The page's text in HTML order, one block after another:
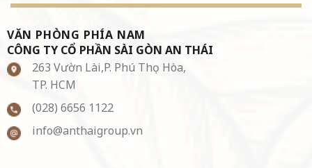
VĂN PHÒNG PHÍA NAM
CÔNG TY CỔ PHẦN SÀI GÒN AN THÁI
263 Vườn Lài,P. Phú Thọ Hòa,
TP. HCM
(028) 6656 1122
info@anthaigroup.vn